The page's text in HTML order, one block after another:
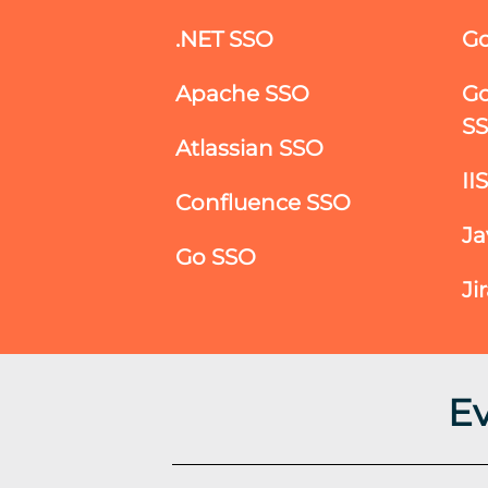
.NET SSO
Apache SSO
Atlassian SSO
Confluence SSO
Go SSO